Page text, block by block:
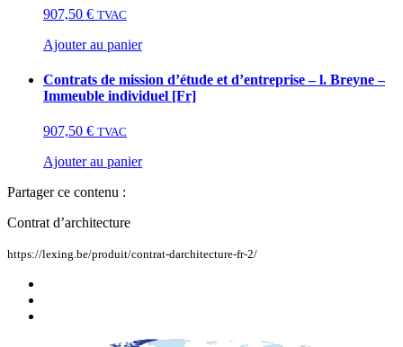
907,50 € TVAC
Ajouter au panier
Contrats de mission d’étude et d’entreprise – l. Breyne –
Immeuble individuel [Fr]
907,50 € TVAC
Ajouter au panier
Partager ce contenu :
Contrat d’architecture
https://lexing.be/produit/contrat-darchitecture-fr-2/